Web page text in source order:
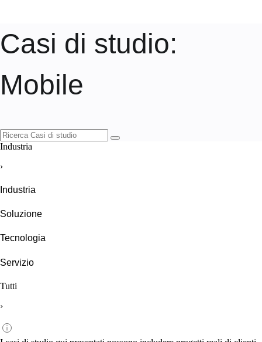
Casi di studio:
Mobile
Industria
›
Industria
Soluzione
Tecnologia
Servizio
Tutti
›